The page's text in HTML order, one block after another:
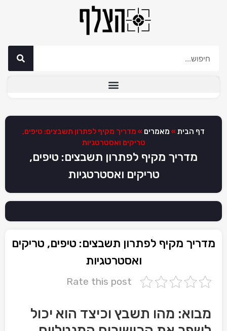
דף הבית » מאמרים » מדריך מקיף לפתרון תשבצים: טיפים,
טריקים ואסטרטגיות
מדריך מקיף לפתרון תשבצים: טיפים,
טריקים ואסטרטגיות
מדריך מקיף לפתרון תשבצים: טיפים, טריקים
ואסטרטגיות
Rate this post
מבוא: מהו תשבץ וכיצד הוא יכול